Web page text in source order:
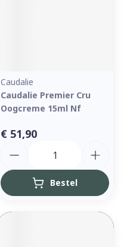
Caudalie
Caudalie Premier Cru
Oogcreme 15ml Nf
€ 51,90
Bestel